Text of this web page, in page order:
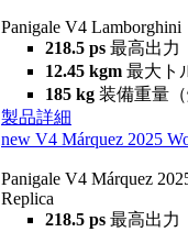
Panigale V4 Lamborghini
218.5 ps 最高出力
12.45 kgm 最大ト
185 kg 装備重量（
製品詳細
new V4 Márquez 2025
Panigale V4 Márquez
Replica
218.5 ps 最高出力